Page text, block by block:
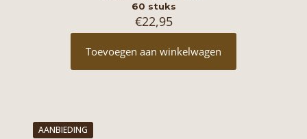
60 stuks
€22,95
Toevoegen aan winkelwagen
AANBIEDING